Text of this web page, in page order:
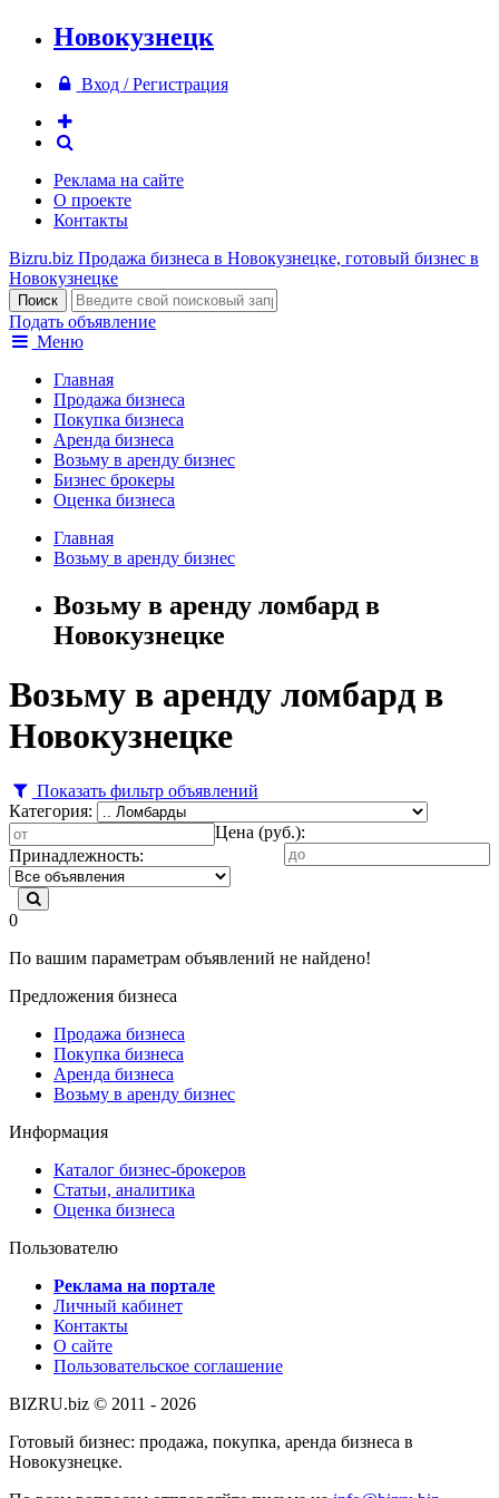
Новокузнецк
Вход / Регистрация
Реклама на сайте
О проекте
Контакты
Bizru.biz Продажа бизнеса в Новокузнецке, готовый бизнес в
Новокузнецке
Подать объявление
Меню
Главная
Продажа бизнеса
Покупка бизнеса
Аренда бизнеса
Возьму в аренду бизнес
Бизнес брокеры
Оценка бизнеса
Главная
Возьму в аренду бизнес
Возьму в аренду ломбард в
Новокузнецке
Возьму в аренду ломбард в
Новокузнецке
Показать фильтр объявлений
Категория:
Цена (руб.):
Принадлежность:
0
По вашим параметрам объявлений не найдено!
Предложения бизнеса
Продажа бизнеса
Покупка бизнеса
Аренда бизнеса
Возьму в аренду бизнес
Информация
Каталог бизнес-брокеров
Статьи, аналитика
Оценка бизнеса
Пользователю
Реклама на портале
Личный кабинет
Контакты
О сайте
Пользовательское соглашение
BIZRU.biz © 2011 - 2026
Готовый бизнес: продажа, покупка, аренда бизнеса в
Новокузнецке.